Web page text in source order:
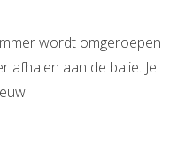
wordt omgeroepen
afhalen aan de balie. Je